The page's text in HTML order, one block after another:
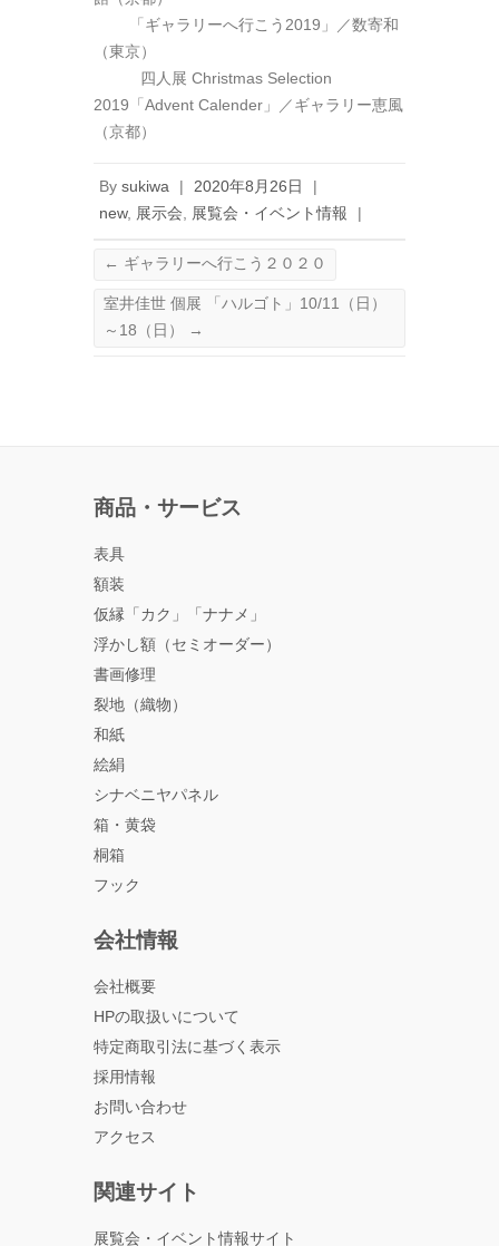
「ギャラリーへ行こう2019」／数寄和
（東京）
四人展 Christmas Selection
2019「Advent Calender」／ギャラリー恵風
（京都）
By sukiwa | 2020年8月26日
|
new, 展示会 展覧会・イベント情報 |
← ギャラリーへ行こう２０２０
室井佳世 個展 「ハルゴト」10/11（日）
～18（日）
→
商品・サービス
表具
額装
仮縁「カク」「ナナメ」
浮かし額（セミオーダー）
書画修理
裂地（織物）
和紙
絵絹
シナベニヤパネル
箱・黄袋
桐箱
フック
会社情報
会社概要
HPの取扱いについて
特定商取引法に基づく表示
採用情報
お問い合わせ
アクセス
関連サイト
展覧会・イベント情報サイト